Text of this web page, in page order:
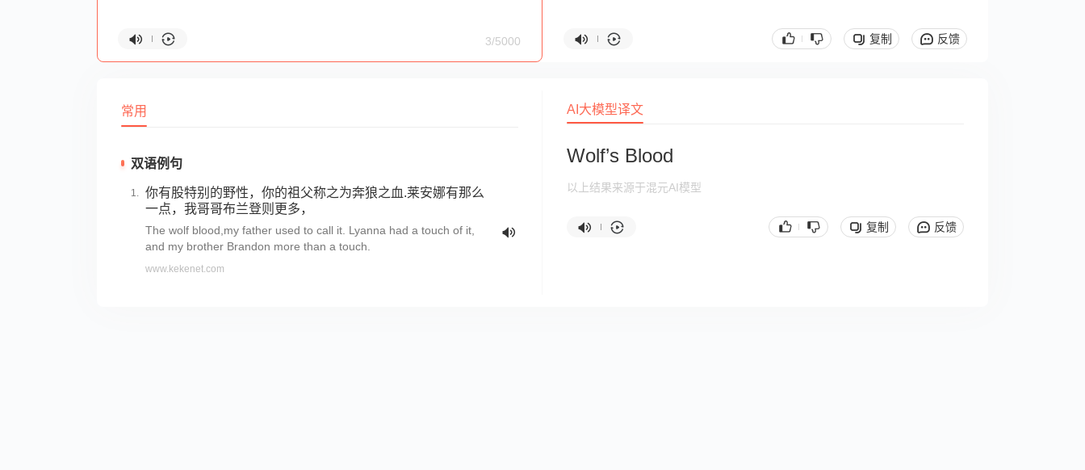
3/5000 复制 反馈
常用
双语例句
你有股特别的野性，你的祖父称之为奔狼之血.莱安娜有那么
一点，我哥哥布兰登则更多，
The wolf blood,my father used to call it. Lyanna had a touch of it,
and my brother Brandon more than a touch.
www.kekenet.com
AI大模型译文
Wolf’s Blood
以上结果来源于混元AI模型
复制 反馈